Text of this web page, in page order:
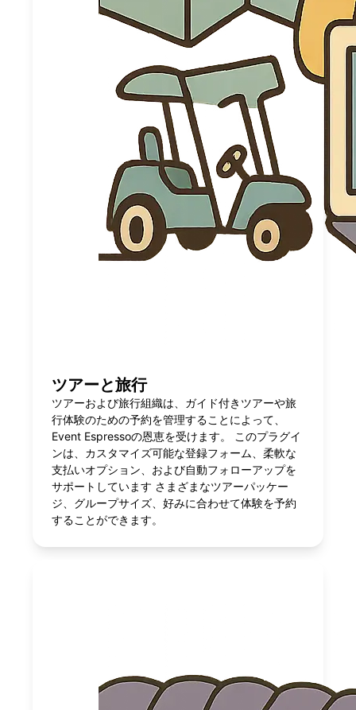
ツアーと旅行
ツアーおよび旅行組織は、ガイド付きツアーや旅
行体験のための予約を管理することによって、
Event Espressoの恩恵を受けます。 このプラグイ
ンは、カスタマイズ可能な登録フォーム、柔軟な
支払いオプション、および自動フォローアップを
サポートしています さまざまなツアーパッケー
ジ、グループサイズ、好みに合わせて体験を予約
することができます。